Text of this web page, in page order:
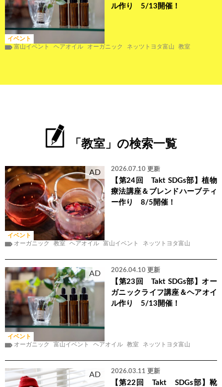
イベント
ル作り 5/13開催！
富山イベント ヘアオイル オーガニック ネッツトヨタ富山 教室
「教室」の検索一覧
AD
イベント
2026.07.10 更新
【第24回 Takt SDGs部】植物
療法講座＆ブレンドハーブティ
ー作り 8/5開催！
オーガニック 教室 ヘアオイル 富山イベント ネッツトヨタ富山
AD
イベント
2026.04.10 更新
【第23回 Takt SDGs部】オー
ガニックライフ講座＆ヘアオイ
ル作り 5/13開催！
オーガニック 富山イベント ヘアオイル 教室 ネッツトヨタ富山
AD 2026.03.11 更新
【第22回 Takt SDGs部】靴